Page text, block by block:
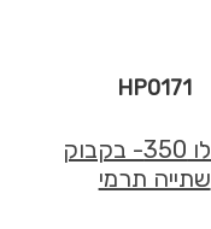
HP0171
אוסלו 350- בקבוק
שתייה תרמי